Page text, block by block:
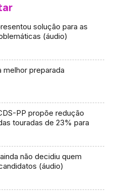
solução para as
(áudio)
melhor preparada
PP propõe redução
touradas de 23% para
não decidiu quem
(áudio)